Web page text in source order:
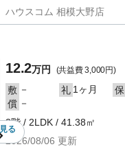
ハウスコム 相模大野店
見る
12.2万円 (共益費 3,000円)
敷 － 礼 1ヶ月 保
償 －
2階 / 2LDK / 41.38㎡
2026/08/06 更新